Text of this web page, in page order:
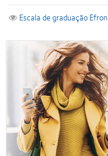
Escala de graduação Efron